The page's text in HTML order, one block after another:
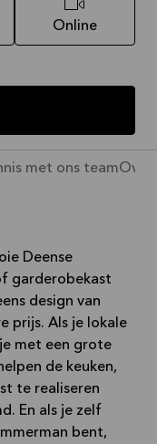
Online
met ons teamOver
Deense
garderobekast
design van
prijs. Als je lokale
met een grote
de keuken,
te realiseren
En als je zelf
bent,